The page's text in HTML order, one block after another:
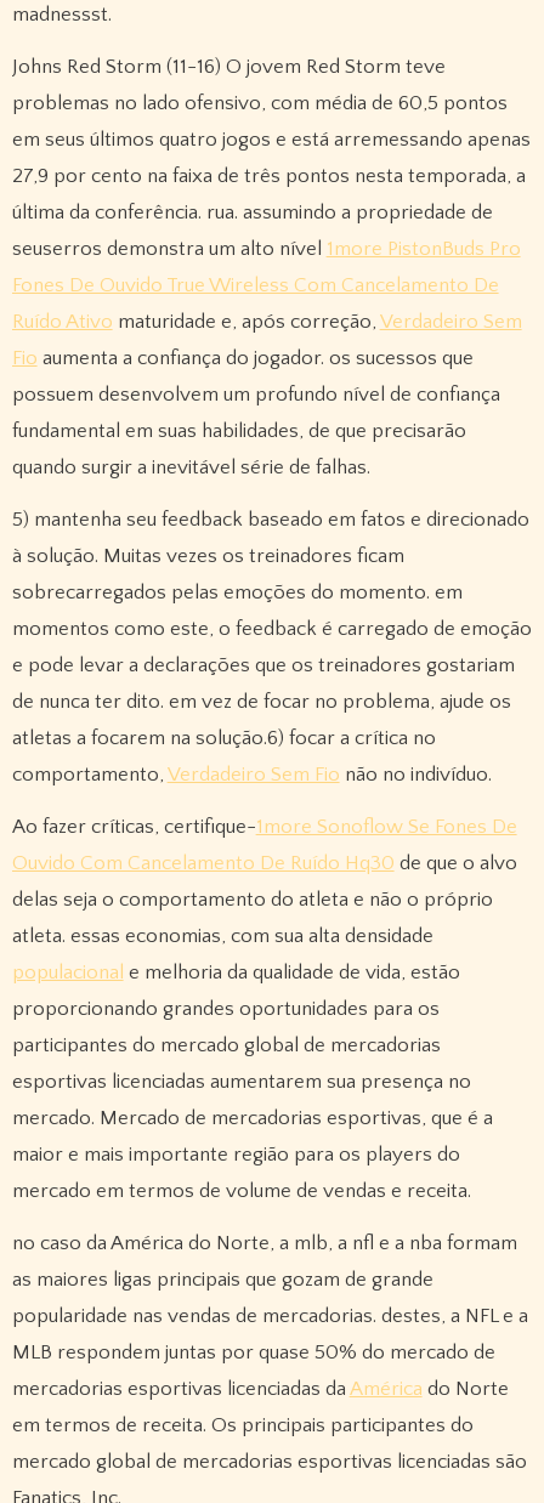
madnessst.
Johns Red Storm (11-16) O jovem Red Storm teve
problemas no lado ofensivo, com média de 60,5 pontos
em seus últimos quatro jogos e está arremessando apenas
27,9 por cento na faixa de três pontos nesta temporada, a
última da conferência. rua. assumindo a propriedade de
seuserros demonstra um alto nível 1more PistonBuds Pro
Fones De Ouvido True Wireless Com Cancelamento De
Ruído Ativo maturidade e, após correção, Verdadeiro Sem
Fio aumenta a confiança do jogador. os sucessos que
possuem desenvolvem um profundo nível de confiança
fundamental em suas habilidades, de que precisarão
quando surgir a inevitável série de falhas.
5) mantenha seu feedback baseado em fatos e direcionado
à solução. Muitas vezes os treinadores ficam
sobrecarregados pelas emoções do momento. em
momentos como este, o feedback é carregado de emoção
e pode levar a declarações que os treinadores gostariam
de nunca ter dito. em vez de focar no problema, ajude os
atletas a focarem na solução.6) focar a crítica no
comportamento, Verdadeiro Sem Fio não no indivíduo.
Ao fazer críticas, certifique-1more Sonoflow Se Fones De
Ouvido Com Cancelamento De Ruído Hq30 de que o alvo
delas seja o comportamento do atleta e não o próprio
atleta. essas economias, com sua alta densidade
populacional e melhoria da qualidade de vida, estão
proporcionando grandes oportunidades para os
participantes do mercado global de mercadorias
esportivas licenciadas aumentarem sua presença no
mercado. Mercado de mercadorias esportivas, que é a
maior e mais importante região para os players do
mercado em termos de volume de vendas e receita.
no caso da América do Norte, a mlb, a nfl e a nba formam
as maiores ligas principais que gozam de grande
popularidade nas vendas de mercadorias. destes, a NFL e a
MLB respondem juntas por quase 50% do mercado de
mercadorias esportivas licenciadas da América do Norte
em termos de receita. Os principais participantes do
mercado global de mercadorias esportivas licenciadas são
Fanatics, Inc.